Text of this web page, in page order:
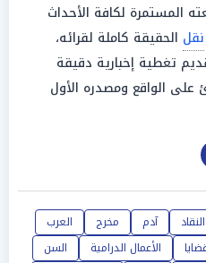
المستمرة لكافة الأحداث
نقل الحقيقة كاملة لقرائه،
تغطية إخبارية دقيقة
على الواقع ومصدره الأول
النقاد آدم مخرج
العرب
الأعمال الدرامية
السن